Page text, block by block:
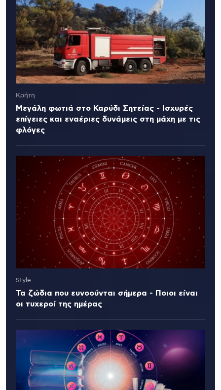
Κρήτη
Μεγάλη φωτιά στο Καρύδι Σητείας - Ισχυρές
επίγειες και εναέριες δυνάμεις στη μάχη με τις
φλόγες
Style
Τα ζώδια που ευνοούνται σήμερα - Ποιοι είναι
οι τυχεροί της ημέρας